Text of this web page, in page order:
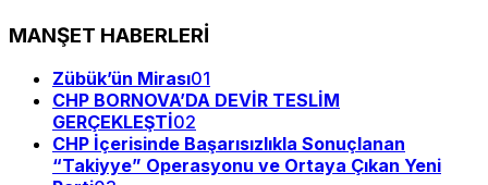
MANŞET HABERLERİ
Zübük’ün Mirası01
CHP BORNOVA’DA DEVİR TESLİM
GERÇEKLEŞTİ02
CHP İçerisinde Başarısızlıkla Sonuçlanan
“Takiyye” Operasyonu ve Ortaya Çıkan Yeni